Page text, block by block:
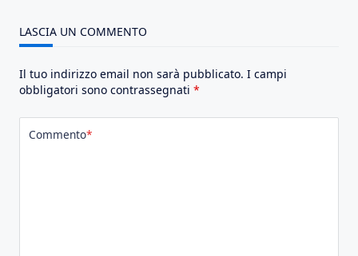
LASCIA UN COMMENTO
Il tuo indirizzo email non sarà pubblicato. I campi
obbligatori sono contrassegnati *
Commento*